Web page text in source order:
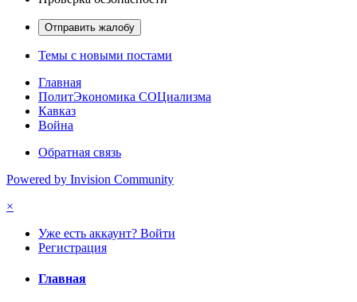
Отправить жалобу
Темы с новыми постами
Главная
ПoлитЭкoнoмика СOЦиализма
Кавказ
Война
Обратная связь
Powered by Invision Community
×
Уже есть аккаунт? Войти
Регистрация
Главная